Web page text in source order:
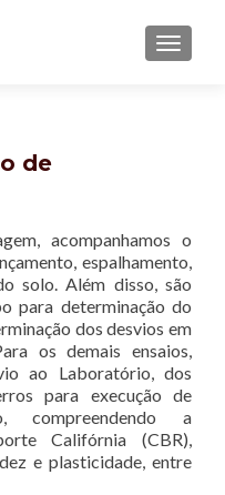
MENU
de
acompanhamos o
espalhamento,
solo. Além disso, são
para determinação do
dos desvios em
os demais ensaios,
ao Laboratório, dos
para execução de
compreendendo a
Califórnia (CBR),
e plasticidade, entre